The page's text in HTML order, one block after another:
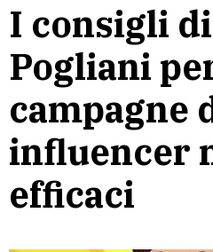
I consigli
Pogliani
campagne
influencer
efficaci